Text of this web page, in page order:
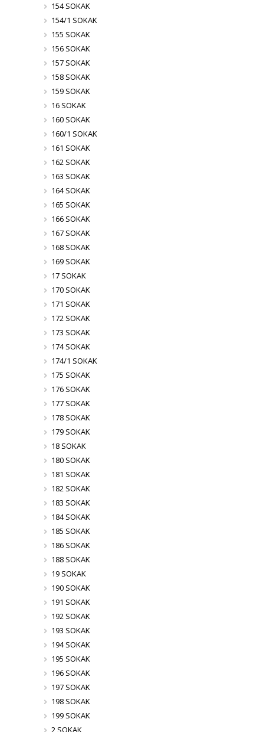
154 SOKAK
154/1 SOKAK
155 SOKAK
156 SOKAK
157 SOKAK
158 SOKAK
159 SOKAK
16 SOKAK
160 SOKAK
160/1 SOKAK
161 SOKAK
162 SOKAK
163 SOKAK
164 SOKAK
165 SOKAK
166 SOKAK
167 SOKAK
168 SOKAK
169 SOKAK
17 SOKAK
170 SOKAK
171 SOKAK
172 SOKAK
173 SOKAK
174 SOKAK
174/1 SOKAK
175 SOKAK
176 SOKAK
177 SOKAK
178 SOKAK
179 SOKAK
18 SOKAK
180 SOKAK
181 SOKAK
182 SOKAK
183 SOKAK
184 SOKAK
185 SOKAK
186 SOKAK
188 SOKAK
19 SOKAK
190 SOKAK
191 SOKAK
192 SOKAK
193 SOKAK
194 SOKAK
195 SOKAK
196 SOKAK
197 SOKAK
198 SOKAK
199 SOKAK
2 SOKAK